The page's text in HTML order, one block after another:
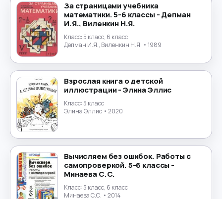
Природоведение →
Психология
Религиоведение →
Русский язык
Технология
Труд →
Турецкий язык →
Украинский язык
За страницами учебника
математики. 5-6 классы - Депман
И.Я., Виленкин Н.Я.
Класс: 5 класс, 6 класс
Депман И.Я., Виленкин Н.Я. • 1989
Взрослая книга о детской
иллюстрации - Элина Эллис
Класс: 5 класс
Элина Эллис • 2020
Вычисляем без ошибок. Работы с
самопроверкой. 5-6 классы -
Минаева С.С.
Класс: 5 класс, 6 класс
Минаева С.С. • 2014